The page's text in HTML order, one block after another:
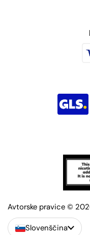
Avtorske pravice ©
Slovenščina